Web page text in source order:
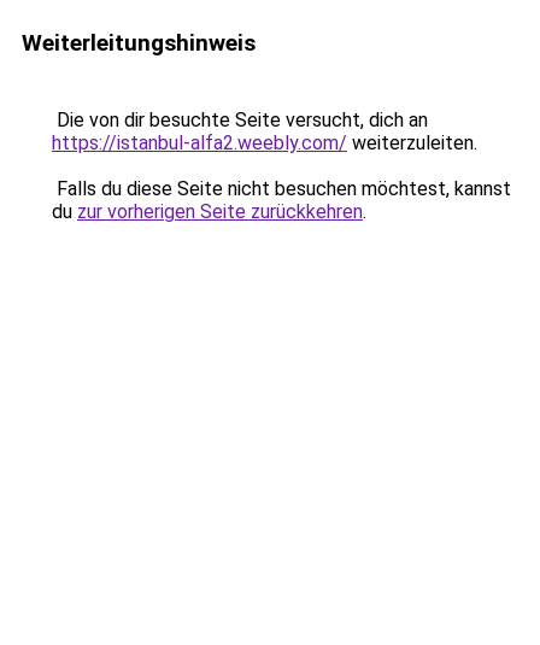
Weiterleitungshinweis
Die von dir besuchte Seite versucht, dich an
https://istanbul-alfa2.weebly.com/ weiterzuleiten.
Falls du diese Seite nicht besuchen möchtest, kannst
du zur vorherigen Seite zurückkehren.